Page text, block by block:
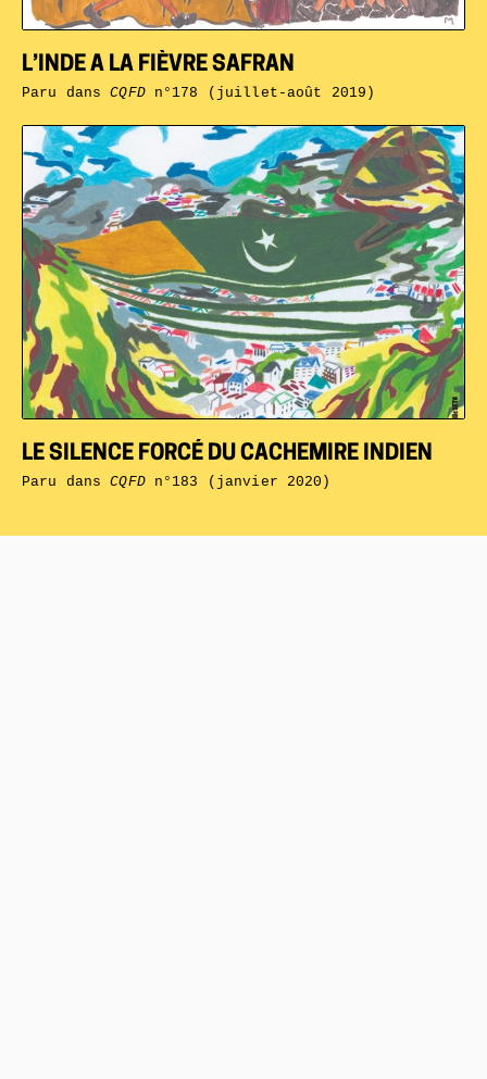
LE SILENCE FORCÉ DU CACHEMIRE INDIEN
Paru dansCQFDn°183 (janvier 2020)
L’INDE A LA FIÈVRE SAFRAN
Paru dansCQFDn°178 (juillet-août 2019)